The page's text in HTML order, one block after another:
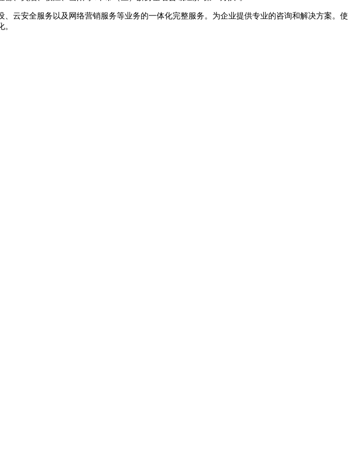
云安全服务以及网络营销服务等业务的一体化完整服务。为企业提供专业的咨询和解决方案。使